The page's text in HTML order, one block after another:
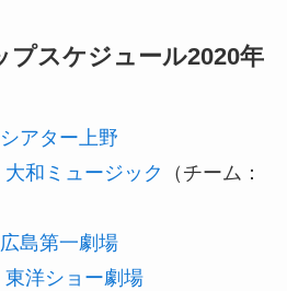
プスケジュール2020年
シアター上野
大和ミュージック
（チーム：
広島第一劇場
東洋ショー劇場